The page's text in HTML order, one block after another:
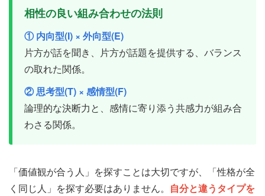
相性の良い組み合わせの法則
① 内向型(I) × 外向型(E)
片方が話を聞き、片方が話題を提供する、バランス
の取れた関係。
② 思考型(T) × 感情型(F)
論理的な決断力と、感情に寄り添う共感力が組み合
わさる関係。
「価値観が合う人」を探すことは大切ですが、「性格が全
く同じ人」を探す必要はありません。 自分と違うタイプを